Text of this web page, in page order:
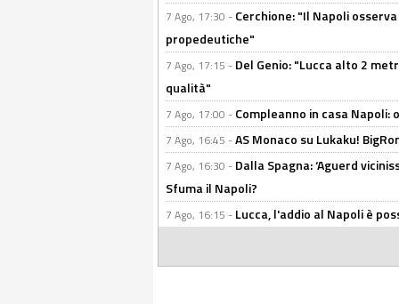
7 Ago, 17:30 - Cerchione: "Il Napoli
propedeutiche"
7 Ago, 17:15 - Del Genio: "Lucca alto 2
qualità"
7 Ago, 17:00 - Compleanno in casa Napoli:
7 Ago, 16:45 -AS Monaco su Lukaku!
7 Ago, 16:30 - Dalla Spagna: ‘Aguerd
Sfuma il Napoli?
7 Ago, 16:15 - Lucca, l'addio al Napoli è